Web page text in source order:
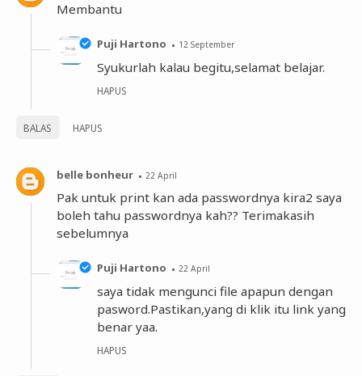
Membantu
BALAS HAPUS
Puji Hartono 12 September
Syukurlah kalau begitu,selamat belajar.
HAPUS
belle bonheur 22 April
Pak untuk print kan ada passwordnya kira2 saya
boleh tahu passwordnya kah?? Terimakasih
sebelumnya
Puji Hartono 22 April
saya tidak mengunci file apapun dengan
pasword.Pastikan,yang di klik itu link yang
benar yaa.
HAPUS